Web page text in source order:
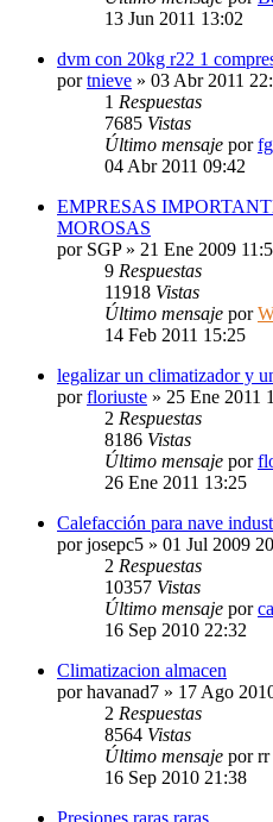
13 Jun 2011 13:02
dvm con 20kg r22 1
portnieve » 03 Abr 2011
1 Respuestas
7685 Vistas
Último mensaje por
04 Abr 2011 09:42
EMPRESAS
MOROSAS
por SGP» 21 Ene 2009
9 Respuestas
11918 Vistas
Último mensaje por
14 Feb 2011 15:25
legalizar un climatizador y
porfloriuste » 25 Ene 2011
2 Respuestas
8186 Vistas
Último mensaje por
26 Ene 2011 13:25
Calefacción para nave
porjosepc5 » 01 Jul 2009
2 Respuestas
10357 Vistas
Último mensaje por
16 Sep 2010 22:32
Climatizacion almacen
porhavanad7 » 17 Ago
2 Respuestas
8564 Vistas
Último mensaje porrr
16 Sep 2010 21:38
Presiones raras,raras